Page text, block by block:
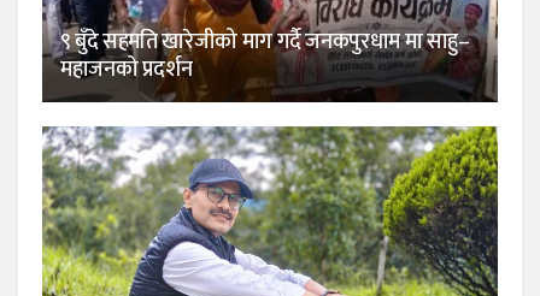
९ बुँदे सहमति खारेजीको माग गर्दै जनकपुरधाम मा साहु–
महाजनको प्रदर्शन